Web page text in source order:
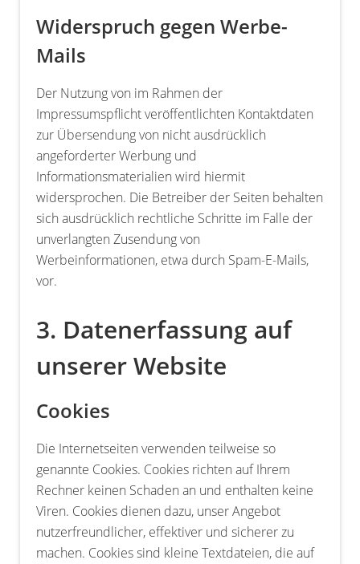
Widerspruch gegen Werbe-
Mails
Der Nutzung von im Rahmen der
Impressumspflicht veröffentlichten Kontaktdaten
zur Übersendung von nicht ausdrücklich
angeforderter Werbung und
Informationsmaterialien wird hiermit
widersprochen. Die Betreiber der Seiten behalten
sich ausdrücklich rechtliche Schritte im Falle der
unverlangten Zusendung von
Werbeinformationen, etwa durch Spam-E-Mails,
vor.
3. Datenerfassung auf
unserer Website
Cookies
Die Internetseiten verwenden teilweise so
genannte Cookies. Cookies richten auf Ihrem
Rechner keinen Schaden an und enthalten keine
Viren. Cookies dienen dazu, unser Angebot
nutzerfreundlicher, effektiver und sicherer zu
machen. Cookies sind kleine Textdateien, die auf